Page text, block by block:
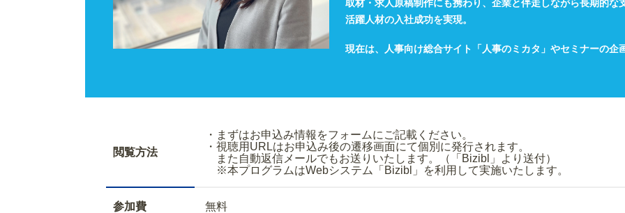
取材・求人原稿制作にも携わり、企業と伴走しながら長期的な
活躍人材の入社成功を実現。
現在は、人事向け総合サイト「人事のミカタ」やセミナーの企
閲覧方法
・まずはお申込み情報をフォームにご記載ください。
・視聴用URLはお申込み後の遷移画面にて個別に発行されます。
また自動返信メールでもお送りいたします。（「Bizibl」より送付）
※本プログラムはWebシステム「Bizibl」を利用して実施いたします。
参加費 無料